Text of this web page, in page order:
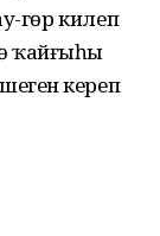
гөр килеп
ҡайғыһы
кереп